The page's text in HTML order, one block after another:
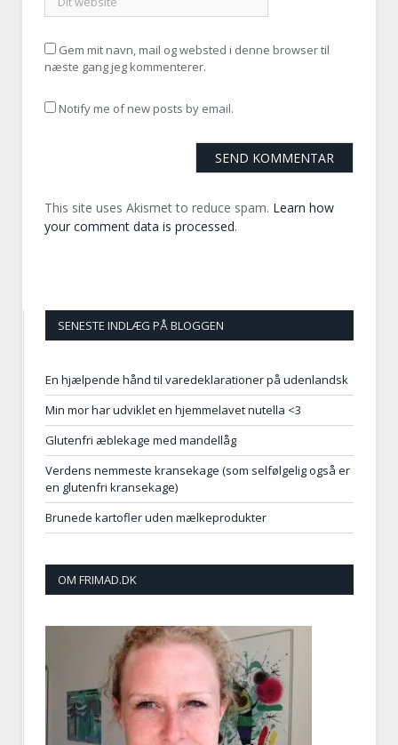
Gem mit navn, mail og websted i denne browser til
næste gang jeg kommenterer.
Notify me of new posts by email.
This site uses Akismet to reduce spam. Learn how
your comment data is processed.
SENESTE INDLÆG PÅ BLOGGEN
En hjælpende hånd til varedeklarationer på udenlandsk
Min mor har udviklet en hjemmelavet nutella <3
Glutenfri æblekage med mandellåg
Verdens nemmeste kransekage (som selfølgelig også er
en glutenfri kransekage)
Brunede kartofler uden mælkeprodukter
OM FRIMAD.DK